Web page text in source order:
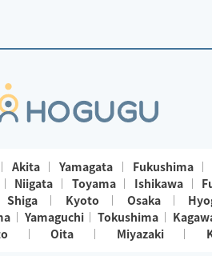
Akita Yamagata Fukushima
Niigata Toyama Ishikawa
Shiga Kyoto Osaka
Yamaguchi Tokushima
Oita Miyazaki